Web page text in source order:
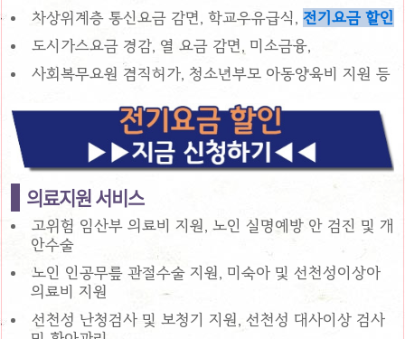
차상위계층 통신요금 감면, 학교우유급식, 전기요금 할인
도시가스요금 경감, 열 요금 감면, 미소금융,
사회복무요원 겸직허가, 청소년부모 아동양육비 지원 등
의료지원 서비스
고위험 임산부 의료비 지원, 노인 실명예방 안 검진 및 개
안수술
노인 인공무릎 관절수술 지원, 미숙아 및 선천성이상아
의료비 지원
선천성 난청검사 및 보청기 지원, 선천성 대사이상 검사